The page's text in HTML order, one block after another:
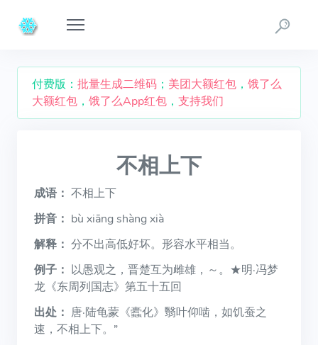
付费版： 批量生成二维码 ； 美团大额红包 ， 饿了么
大额红包 ， 饿了么App红包 ， 支持我们
不相上下
成语： 不相上下
拼音： bù xiāng shàng xià
解释： 分不出高低好坏。形容水平相当。
例子： 以愚观之，晋楚互为雌雄，～。★明·冯梦
龙《东周列国志》第五十五回
出处： 唐·陆龟蒙《蠹化》翳叶仰啮，如饥蚕之
速，不相上下。”